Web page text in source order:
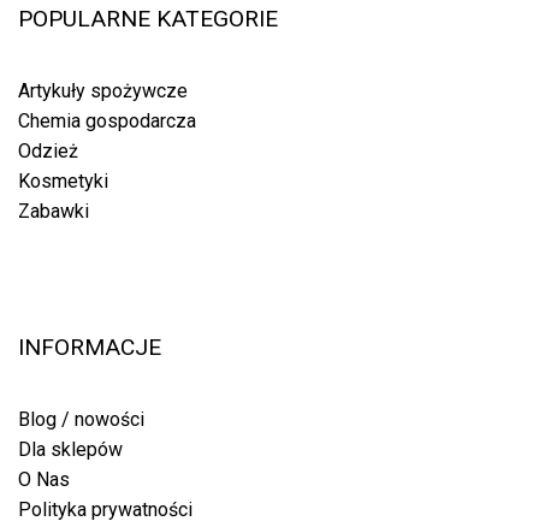
POPULARNE KATEGORIE
Artykuły spożywcze
Chemia gospodarcza
Odzież
Kosmetyki
Zabawki
INFORMACJE
Blog / nowości
Dla sklepów
O Nas
Polityka prywatności